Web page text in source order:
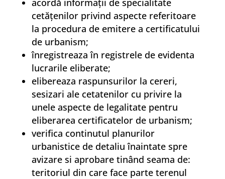
acordă informaţii de specialitate
cetăţenilor privind aspecte referitoare
la procedura de emitere a certificatului
de urbanism;
înregistreaza în registrele de evidenta
lucrarile eliberate;
elibereaza raspunsurilor la cereri,
sesizari ale cetatenilor cu privire la
unele aspecte de legalitate pentru
eliberarea certificatelor de urbanism;
verifica continutul planurilor
urbanistice de detaliu înaintate spre
avizare si aprobare tinând seama de:
teritoriul din care face parte terenul